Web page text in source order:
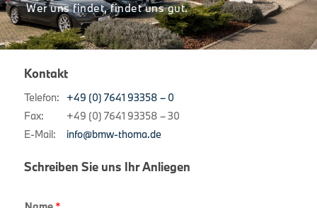
Wer uns findet, findet uns gut.
Kontakt
Telefon:
+49 (0) 7641 93358 – 0
Fax:
+49 (0) 7641 93358 – 30
E-Mail:
info@bmw-thoma.de
Schreiben Sie uns Ihr Anliegen